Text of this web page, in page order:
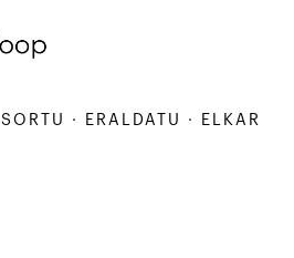
SORTU · ERALDATU ·